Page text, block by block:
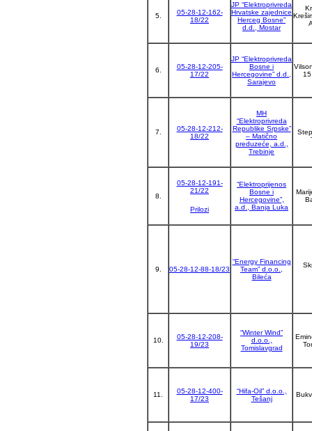
5.
05-28-12-162-
18/22
JP “Elektroprivreda
Hrvatske zajednice
Herceg Bosne”
d.d., Mostar
6.
05-28-12-205-
17/22
JP “Elektroprivreda
Bosne i
Hercegovine” d.d.,
Sarajevo
7.
05-28-12-212-
18/22
MH
“Elektroprivreda
Republike Srpske”
– Matično
preduzeće, a.d.,
Trebinje
8.
05-28-12-191-
21/22
Prilozi
“Elektroprijenos
Bosne i
Hercegovine”,
a.d., Banja Luka
9. 05-28-12-88-18/23
“Energy Financing
Team” d.o.o.,
Bileća
10.
05-28-12-208-
19/23
“Winter Wind”
d.o.o.,
Tomislavgrad
11.
05-28-12-400-
17/23
“Hifa-Oil” d.o.o.,
Tešanj